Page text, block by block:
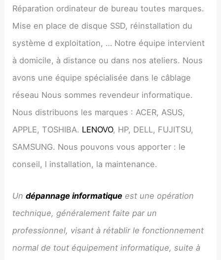
Réparation ordinateur de bureau toutes marques.
Mise en place de disque SSD, réinstallation du
système d exploitation, … Notre équipe intervient
à domicile, à distance ou dans nos ateliers. Nous
avons une équipe spécialisée dans le câblage
réseau Nous sommes revendeur informatique.
Nous distribuons les marques : ACER, ASUS,
APPLE, TOSHIBA. LENOVO, HP, DELL, FUJITSU,
SAMSUNG. Nous pouvons vous apporter : le
conseil, l installation, la maintenance.
Undépannage informatique est une opération
technique, généralement faite par un
professionnel, visant à rétablir le fonctionnement
normal de tout équipement informatique, suite à